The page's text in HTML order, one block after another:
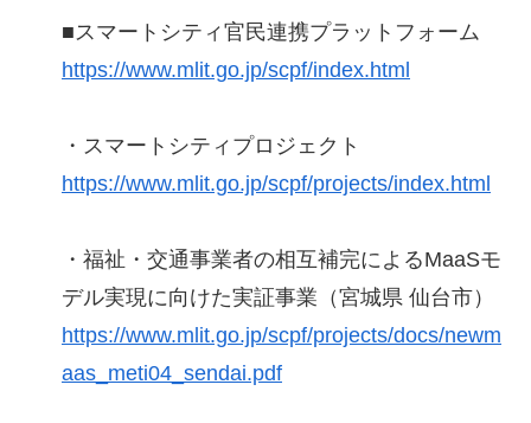
■スマートシティ官民連携プラットフォーム
https://www.mlit.go.jp/scpf/index.html
・スマートシティプロジェクト
https://www.mlit.go.jp/scpf/projects/index.html
・福祉・交通事業者の相互補完によるMaaSモ
デル実現に向けた実証事業（宮城県 仙台市）
https://www.mlit.go.jp/scpf/projects/docs/newm
aas_meti04_sendai.pdf